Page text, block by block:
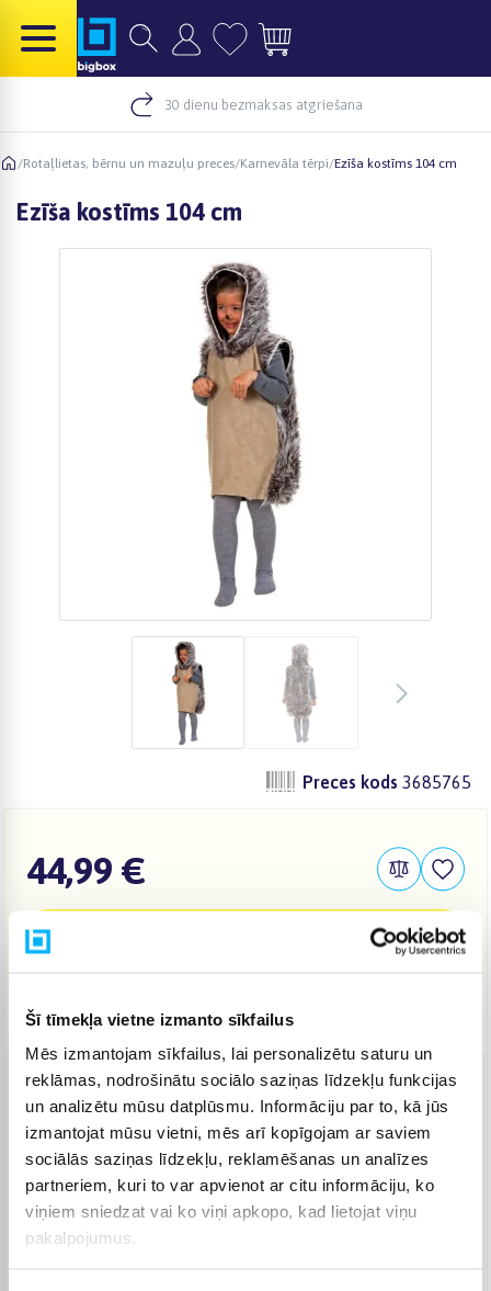
Šī tīmekļa vietne izmanto sīkfailus
Mēs izmantojam sīkfailus, lai personalizētu saturu un
reklāmas, nodrošinātu sociālo saziņas līdzekļu funkcijas
un analizētu mūsu datplūsmu. Informāciju par to, kā jūs
izmantojat mūsu vietni, mēs arī kopīgojam ar saviem
sociālās saziņas līdzekļu, reklamēšanas un analīzes
partneriem, kuri to var apvienot ar citu informāciju, ko
viņiem sniedzat vai ko viņi apkopo, kad lietojat viņu
pakalpojumus.
30 dienu bezmaksas atgriešana
/Rotaļlietas, bērnu un mazuļu preces/Karnevāla tērpi/Ezīša kostīms 104 cm
Ezīša kostīms 104 cm
Preces kods 3685765
44,99 €
Venipak pakomāts (2,99 € )
Venipak Kurjers (4,99 €)
Apmaksā pilnu summu skaidrā naudā piegādes brīdī.
Augusts 18d. - Augusts 27d.
Omniva pakomāts